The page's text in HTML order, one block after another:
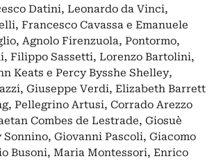
Datini, Leonardo da Vinci,
Francesco Cavassa e Emanuele
Agnolo Firenzuola, Pontormo,
Filippo Sassetti, Lorenzo Bartolini,
Keats e Percy Bysshe Shelley,
Giuseppe Verdi, Elizabeth Barrett
Pellegrino Artusi, Corrado Arezzo
Combes de Lestrade, Giosuè
Giovanni Pascoli, Giacomo
Busoni, Maria Montessori, Enrico